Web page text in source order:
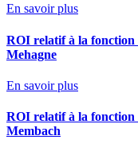
En savoir plus
ROI relatif à la fonction
Mehagne
En savoir plus
ROI relatif à la fonction
Membach